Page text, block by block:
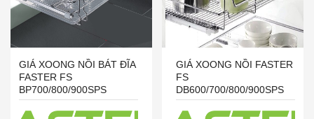
GIÁ XOONG NỒI BÁT ĐĨA
FASTER FS
BP700/800/900SPS
GIÁ XOONG NỒI FASTER
FS
DB600/700/800/900SPS